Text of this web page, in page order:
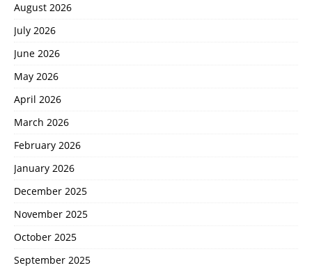
August 2026
July 2026
June 2026
May 2026
April 2026
March 2026
February 2026
January 2026
December 2025
November 2025
October 2025
September 2025